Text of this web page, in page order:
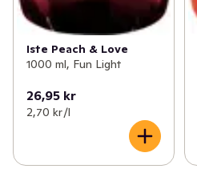
Iste Peach & Love
1000 ml, Fun Light
26,95 kr
2,70 kr /l